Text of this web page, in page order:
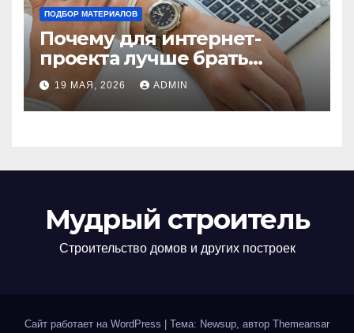
ПОДБОР МАТЕРИАЛОВ
Почему для интернет-
проекта лучше брать
отдельный сервер:
преимущества и ключевые
аспекты
19 МАЯ, 2026 ADMIN
Мудрый строитель
Строительство домов и других построек
Сайт работает на WordPress Тема: Newsup, автор Themeansar